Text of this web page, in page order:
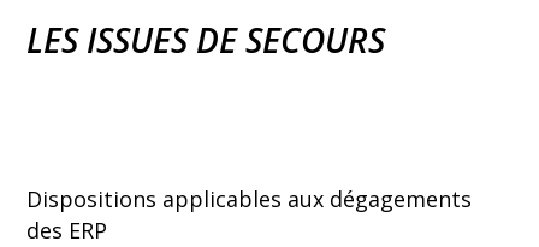
LES ISSUES DE SECOURS
Dispositions applicables aux dégagements
des ERP